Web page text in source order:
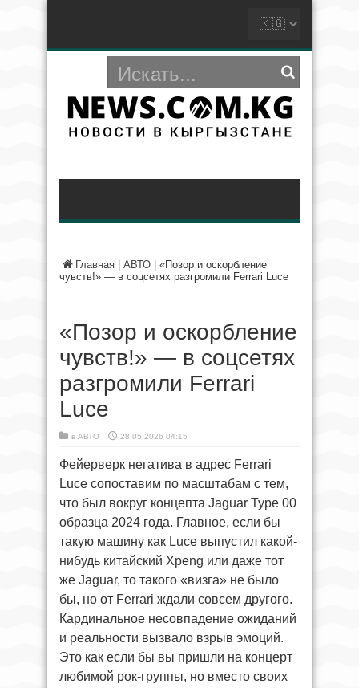
Главная АВТО
«Позор и оскорбление
чувств!» — в соцсетях разгромили Ferrari Luce
«Позор и оскорбление
чувств!» — в соцсетях
разгромили Ferrari
Luce
в АВТО 28.05.2026 04:15
Фейерверк негатива в адрес Ferrari
Luce сопоставим по масштабам с тем,
что был вокруг концепта Jaguar Type 00
образца 2024 года. Главное, если бы
такую машину как Luce выпустил какой-
нибудь китайский Xpeng или даже тот
же Jaguar, то такого «визга» не было
бы, но от Ferrari ждали совсем другого.
Кардинальное несовпадение ожиданий
и реальности вызвало взрыв эмоций.
Это как если бы вы пришли на концерт
любимой рок-группы, но вместо своих